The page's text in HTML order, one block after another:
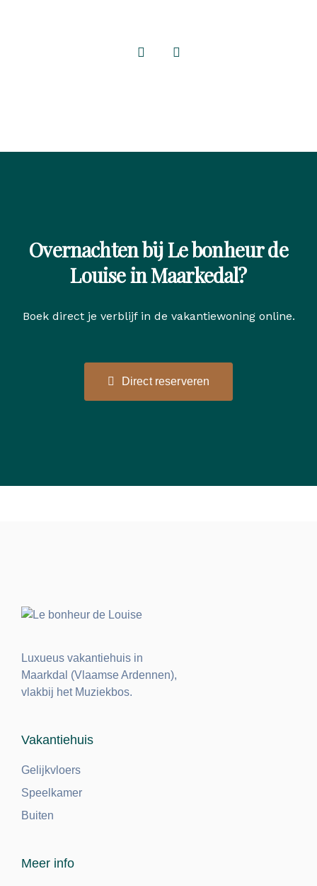
Overnachten bij Le bonheur de
Louise in Maarkedal?
Boek direct je verblijf in de vakantiewoning online.
Direct reserveren
Luxueus vakantiehuis in
Maarkdal (Vlaamse Ardennen),
vlakbij het Muziekbos.
Vakantiehuis
Gelijkvloers
Speelkamer
Buiten
Meer info